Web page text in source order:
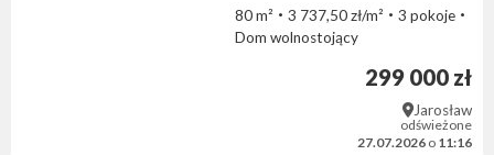
80 m² 3 737,50 zł/m²
3 pokoje
Dom wolnostojący
299 000 zł
Jarosław
odświeżone
27.07.2026 o 11:16